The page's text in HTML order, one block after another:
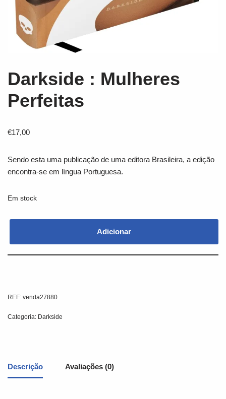
Darkside : Mulheres
Perfeitas
€17,00
Sendo esta uma publicação de uma editora Brasileira, a edição
encontra-se em língua Portuguesa.
Em stock
Adicionar
REF: venda27880
Categoria: Darkside
Descrição Avaliações (0)